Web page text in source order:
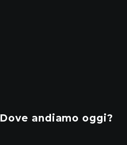
Dove andiamo oggi?